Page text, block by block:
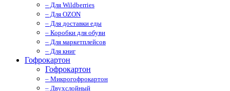
– Для Wildberries
– Для OZON
– Для доставки еды
– Коробки для обуви
– Для маркетплейсов
– Для книг
Гофрокартон
Гофрокартон
– Микрогофрокартон
– Двухслойный